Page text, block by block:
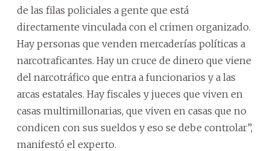
de las filas policiales a gente que está
directamente vinculada con el crimen organizado.
Hay personas que venden mercaderías políticas a
narcotraficantes. Hay un cruce de dinero que viene
del narcotráfico que entra a funcionarios y a las
arcas estatales. Hay fiscales y jueces que viven en
casas multimillonarias, que viven en casas que no
condicen con sus sueldos y eso se debe controlar”,
manifestó el experto.